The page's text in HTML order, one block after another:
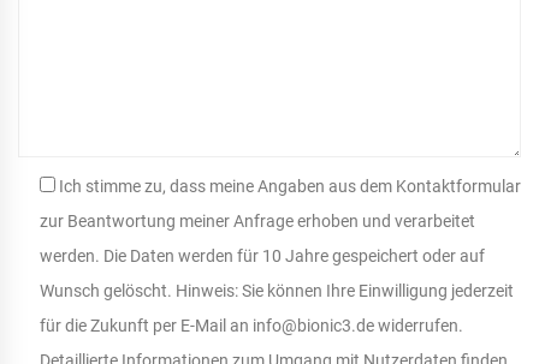
Ich stimme zu, dass meine Angaben aus dem Kontaktformular
zur Beantwortung meiner Anfrage erhoben und verarbeitet
werden. Die Daten werden für 10 Jahre gespeichert oder auf
Wunsch gelöscht. Hinweis: Sie können Ihre Einwilligung jederzeit
für die Zukunft per E-Mail an info@bionic3.de widerrufen.
Detaillierte Informationen zum Umgang mit Nutzerdaten finden